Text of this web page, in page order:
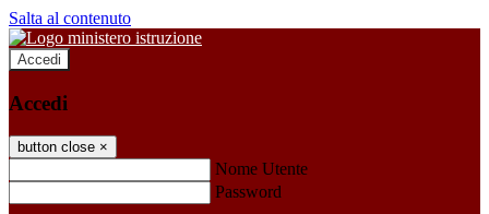
Salta al contenuto
Accedi
Accedi
button close ×
Nome Utente
Password